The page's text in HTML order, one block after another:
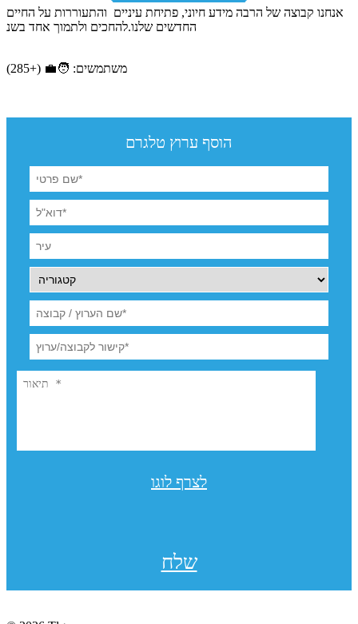
אנחנו קבוצה של הרבה מידע חיוני, פתיחת עיניים והתעוררות על החיים
החדשים שלנו.להחכים ולתמוך אחד בשנ
משתמשים: 🧑‍💼 (+285)
הוסף ערוץ טלגרם
לצרף לוגו
שלח